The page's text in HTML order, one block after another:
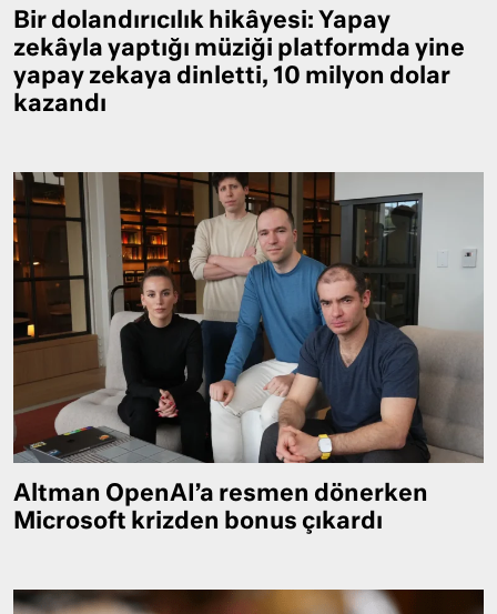
Bir dolandırıcılık hikâyesi: Yapay
zekâyla yaptığı müziği platformda yine
yapay zekaya dinletti, 10 milyon dolar
kazandı
Altman OpenAI’a resmen dönerken
Microsoft krizden bonus çıkardı